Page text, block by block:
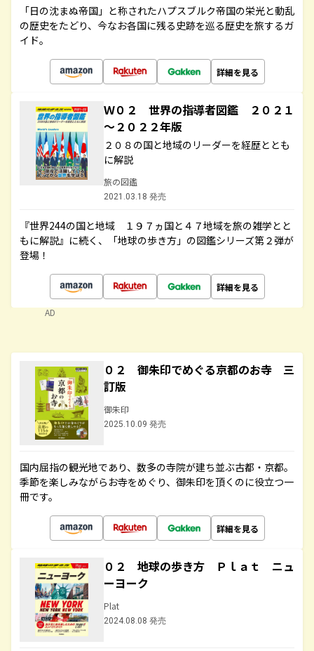
「日の沈まぬ帝国」と称されたハプスブルク帝国の栄光と動乱
の歴史をたどり、今なお各国に残る史跡を巡る歴史を旅するガ
イド。
詳細を見る
Ｗ０２ 世界の指導者図鑑 ２０２１
～２０２２年版
２０８の国と地域のリーダーを経歴ととも
に解説
旅の図鑑
2021.03.18 発売
『世界244の国と地域 １９７ヵ国と４７地域を旅の雑学とと
もに解説』に続く、「地球の歩き方」の図鑑シリーズ第２弾が
登場！
詳細を見る
AD
０２ 御朱印でめぐる京都のお寺 三
訂版
御朱印
2025.10.09 発売
国内屈指の観光地であり、数多の寺院が建ち並ぶ古都・京都。
季節を楽しみながらお寺をめぐり、御朱印を頂くのに役立つ一
冊です。
詳細を見る
０２ 地球の歩き方 Ｐｌａｔ ニュ
ーヨーク
Plat
2024.08.08 発売